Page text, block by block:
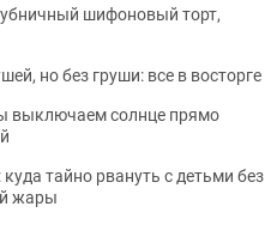
шифоновый торт,
но без груши: все в восторге
выключаем солнце прямо
тайно рвануть с детьми без
жары